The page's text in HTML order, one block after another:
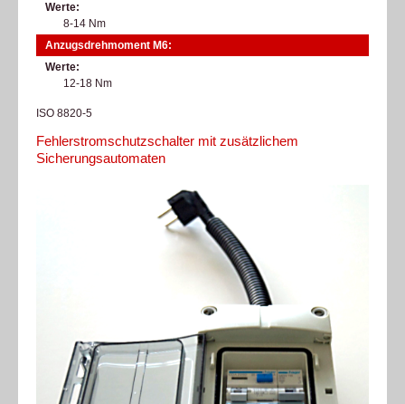
Werte
8-14 Nm
Anzugsdrehmoment M6:
Werte
12-18 Nm
ISO 8820-5
Fehlerstromschutzschalter mit zusätzlichem
Sicherungsautomaten